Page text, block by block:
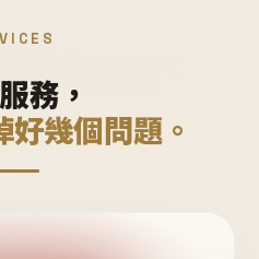
務，
幾個問題。